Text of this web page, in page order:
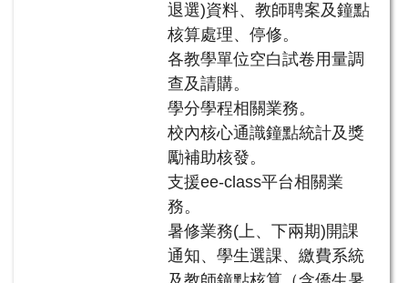
退選)資料、教師聘案及鐘點
核算處理、停修。
各教學單位空白試卷用量調
查及請購。
學分學程相關業務。
校內核心通識鐘點統計及獎
勵補助核發。
支援ee-class平台相關業
務。
暑修業務(上、下兩期)開課
通知、學生選課、繳費系統